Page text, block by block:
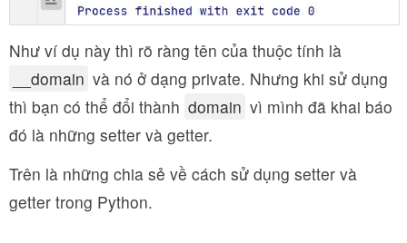
Như ví dụ này thì rõ ràng tên của thuộc tính là
__domain và nó ở dạng private. Nhưng khi sử dụng
thì bạn có thể đổi thành domain vì mình đã khai báo
đó là những setter và getter.
Trên là những chia sẻ về cách sử dụng setter và
getter trong Python.